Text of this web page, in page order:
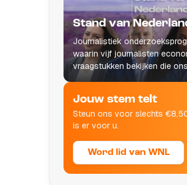
Stand van
Journalistiek
waarin vijf journalisten
vraagstukken bekijken die
leven raken.
Jouw stem telt
Steun ons voor slechts
is er voor u.
Word lid van WNL